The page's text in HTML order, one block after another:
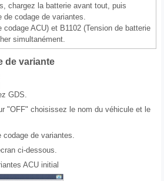
chargez la batterie avant tout, puis
de codage de variantes.
codage ACU) et B1102 (Tension de batterie
simultanément.
de variante
GDS.
"OFF" choisissez le nom du véhicule et le
codage de variantes.
ci-dessous.
ACU initial